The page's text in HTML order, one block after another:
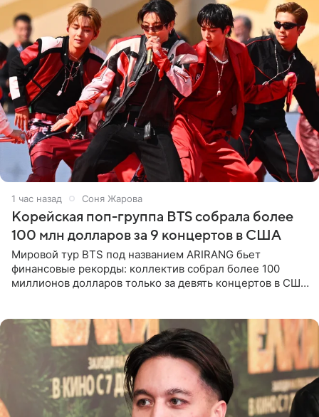
1 час назад Соня Жарова
Корейская поп-группа BTS собрала более
100 млн долларов за 9 концертов в США
Мировой тур BTS под названием ARIRANG бьет
финансовые рекорды: коллектив собрал более 100
миллионов долларов только за девять концертов в США.